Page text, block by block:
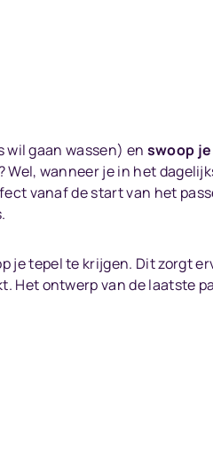
wil gaan wassen) en swoop
Wel, wanneer je in het
vanaf de start van het
je tepel te krijgen. Dit zorgt
Het ontwerp van de laatste